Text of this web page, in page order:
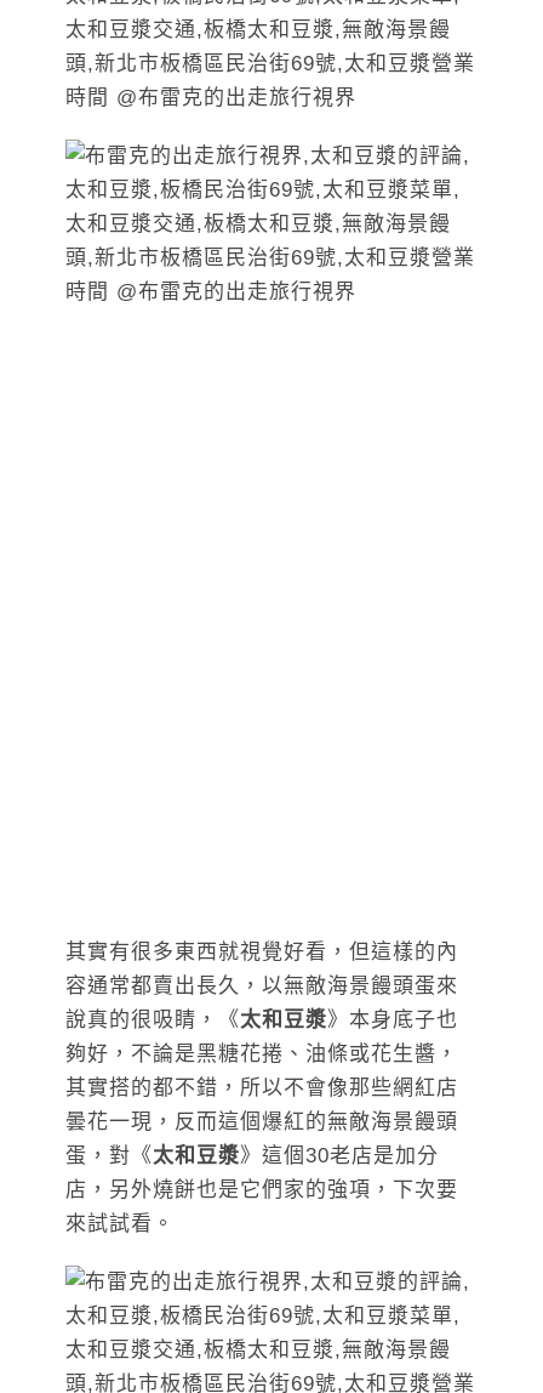
其實有很多東西就視覺好看，但這樣的內
容通常都賣出長久，以無敵海景饅頭蛋來
說真的很吸睛，《太和豆漿》本身底子也
夠好，不論是黑糖花捲、油條或花生醬，
其實搭的都不錯，所以不會像那些網紅店
曇花一現，反而這個爆紅的無敵海景饅頭
蛋，對《太和豆漿》這個30老店是加分
店，另外燒餅也是它們家的強項，下次要
來試試看。